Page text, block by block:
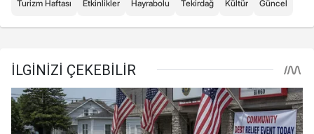
Turizm Haftası Etkinlikler Hayrabolu Tekirdağ Kültür Güncel